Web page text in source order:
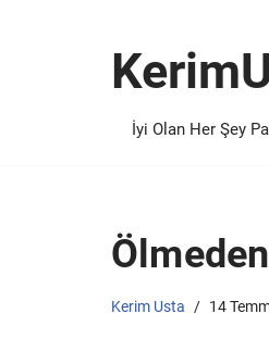
İyi Olan Her Şey
Kerim Usta 14